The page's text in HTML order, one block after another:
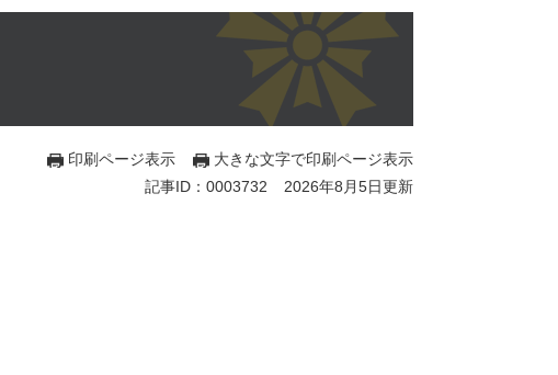
印刷ページ表示
大きな文字で印刷ページ表示
記事ID：0003732
2026年8月5日更新